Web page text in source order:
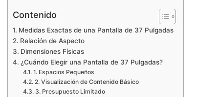
Contenido
Medidas Exactas de una Pantalla de 37 Pulgadas
Relación de Aspecto
Dimensiones Físicas
¿Cuándo Elegir una Pantalla de 37 Pulgadas?
1. Espacios Pequeños
2. Visualización de Contenido Básico
3. Presupuesto Limitado